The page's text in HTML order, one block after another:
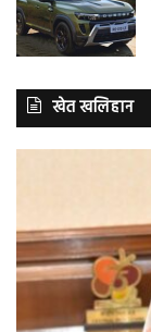
खेत खलिहान